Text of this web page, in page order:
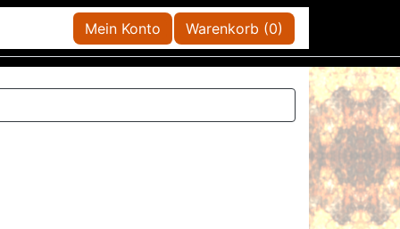
Mein Konto Warenkorb (0)